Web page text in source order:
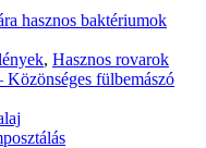
hasznos baktériumok
, Hasznos rovarok
Közönséges fülbemászó